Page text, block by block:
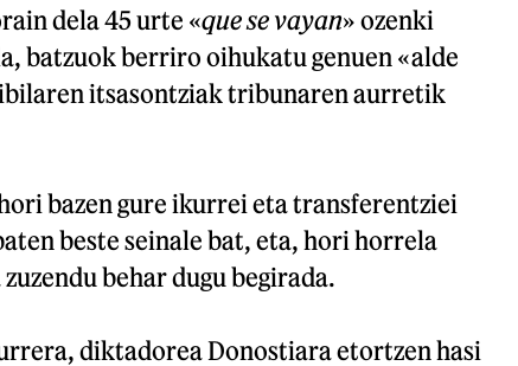
dela 45 urte «que se vayan» ozenki
batzuok berriro oihukatu genuen «alde
itsasontziak tribunaren aurretik
bazen gure ikurrei eta transferentziei
beste seinale bat, eta, hori horrela
behar dugu begirada.
diktadorea Donostiara etortzen hasi